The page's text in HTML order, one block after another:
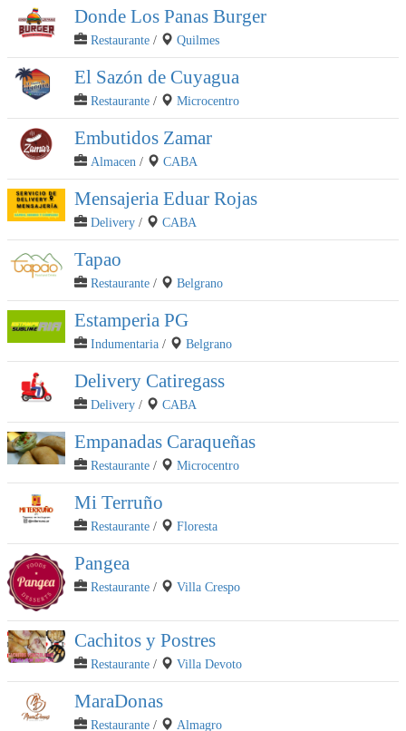
Donde Los Panas Burger
Restaurante / Quilmes
El Sazón de Cuyagua
Restaurante / Microcentro
Embutidos Zamar
Almacen / CABA
Mensajeria Eduar Rojas
Delivery / CABA
Tapao
Restaurante / Belgrano
Estamperia PG
Indumentaria / Belgrano
Delivery Catiregass
Delivery / CABA
Empanadas Caraqueñas
Restaurante / Microcentro
Mi Terruño
Restaurante / Floresta
Pangea
Restaurante / Villa Crespo
Cachitos y Postres
Restaurante / Villa Devoto
MaraDonas
Restaurante / Almagro